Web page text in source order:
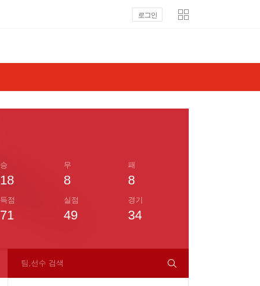
로그인
승
18
무
8
패
8
득점
71
실점
49
경기
34
팀,선수 검색